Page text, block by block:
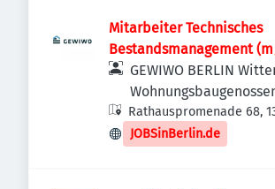
Mitarbeiter Technisches
Bestandsmanagement
GEWIWO BERLIN
Rathauspromenade 68,
Deutschland
JOBSinBerlin.de